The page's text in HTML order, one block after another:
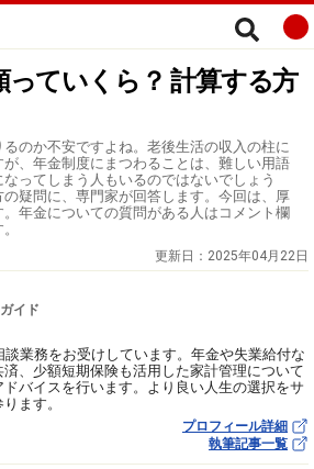
っていくら？ 計算する方
のか不安ですよね。老後生活の収入の柱に
、年金制度にまつわることは、難しい用語
ってしまう人もいるのではないでしょう
疑問に、専門家が回答します。今回は、厚
年金についての質問がある人はコメント欄
更新日： 2025年04月22日
イド
談業務をお受けしています。年金や失業給付な
済、少額短期保険も活用した家計管理について
バイスを行います。より良い人生の選択をサ
ます。
プロフィール詳細
執筆記事一覧